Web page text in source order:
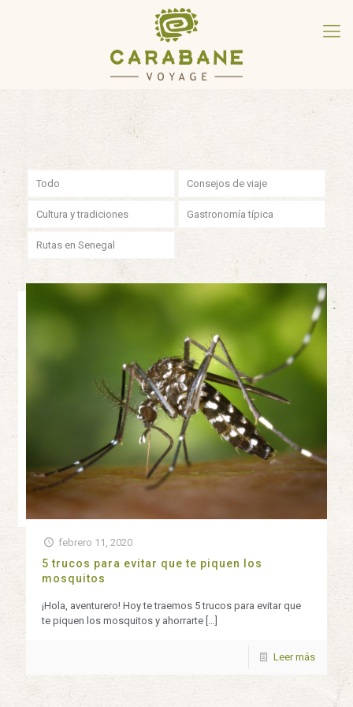
Todo Consejos de viaje
Cultura y tradiciones Gastronomía típica
Rutas en Senegal
febrero 11, 2020
5 trucos para evitar que te piquen los
mosquitos
¡Hola, aventurero! Hoy te traemos 5 trucos para evitar que
te piquen los mosquitos y ahorrarte
Leer más